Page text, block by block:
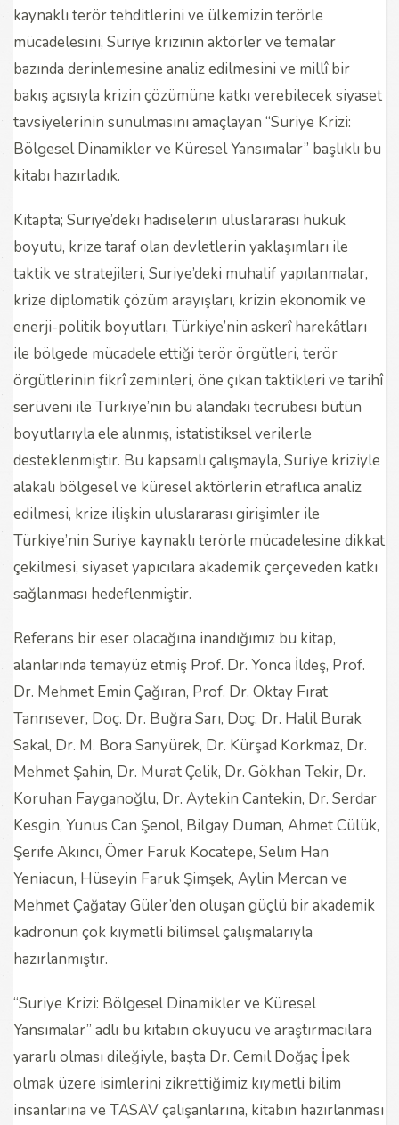
kaynaklı terör tehditlerini ve ülkemizin terörle
mücadelesini, Suriye krizinin aktörler ve temalar
bazında derinlemesine analiz edilmesini ve millî bir
bakış açısıyla krizin çözümüne katkı verebilecek siyaset
tavsiyelerinin sunulmasını amaçlayan “Suriye Krizi:
Bölgesel Dinamikler ve Küresel Yansımalar” başlıklı bu
kitabı hazırladık.
Kitapta; Suriye’deki hadiselerin uluslararası hukuk
boyutu, krize taraf olan devletlerin yaklaşımları ile
taktik ve stratejileri, Suriye’deki muhalif yapılanmalar,
krize diplomatik çözüm arayışları, krizin ekonomik ve
enerji-politik boyutları, Türkiye’nin askerî harekâtları
ile bölgede mücadele ettiği terör örgütleri, terör
örgütlerinin fikrî zeminleri, öne çıkan taktikleri ve tarihî
serüveni ile Türkiye’nin bu alandaki tecrübesi bütün
boyutlarıyla ele alınmış, istatistiksel verilerle
desteklenmiştir. Bu kapsamlı çalışmayla, Suriye kriziyle
alakalı bölgesel ve küresel aktörlerin etraflıca analiz
edilmesi, krize ilişkin uluslararası girişimler ile
Türkiye’nin Suriye kaynaklı terörle mücadelesine dikkat
çekilmesi, siyaset yapıcılara akademik çerçeveden katkı
sağlanması hedeflenmiştir.
Referans bir eser olacağına inandığımız bu kitap,
alanlarında temayüz etmiş Prof. Dr. Yonca İldeş, Prof.
Dr. Mehmet Emin Çağıran, Prof. Dr. Oktay Fırat
Tanrısever, Doç. Dr. Buğra Sarı, Doç. Dr. Halil Burak
Sakal, Dr. M. Bora Sanyürek, Dr. Kürşad Korkmaz, Dr.
Mehmet Şahin, Dr. Murat Çelik, Dr. Gökhan Tekir, Dr.
Koruhan Fayganoğlu, Dr. Aytekin Cantekin, Dr. Serdar
Kesgin, Yunus Can Şenol, Bilgay Duman, Ahmet Cülük,
Şerife Akıncı, Ömer Faruk Kocatepe, Selim Han
Yeniacun, Hüseyin Faruk Şimşek, Aylin Mercan ve
Mehmet Çağatay Güler’den oluşan güçlü bir akademik
kadronun çok kıymetli bilimsel çalışmalarıyla
hazırlanmıştır.
“Suriye Krizi: Bölgesel Dinamikler ve Küresel
Yansımalar” adlı bu kitabın okuyucu ve araştırmacılara
yararlı olması dileğiyle, başta Dr. Cemil Doğaç İpek
olmak üzere isimlerini zikrettiğimiz kıymetli bilim
insanlarına ve TASAV çalışanlarına, kitabın hazırlanması